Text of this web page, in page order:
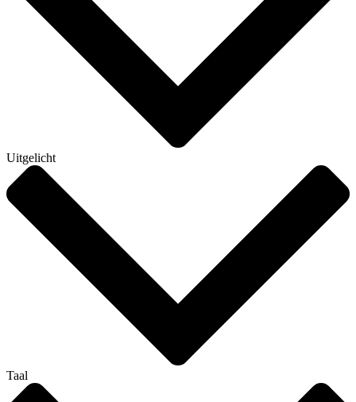
Uitgelicht
Taal